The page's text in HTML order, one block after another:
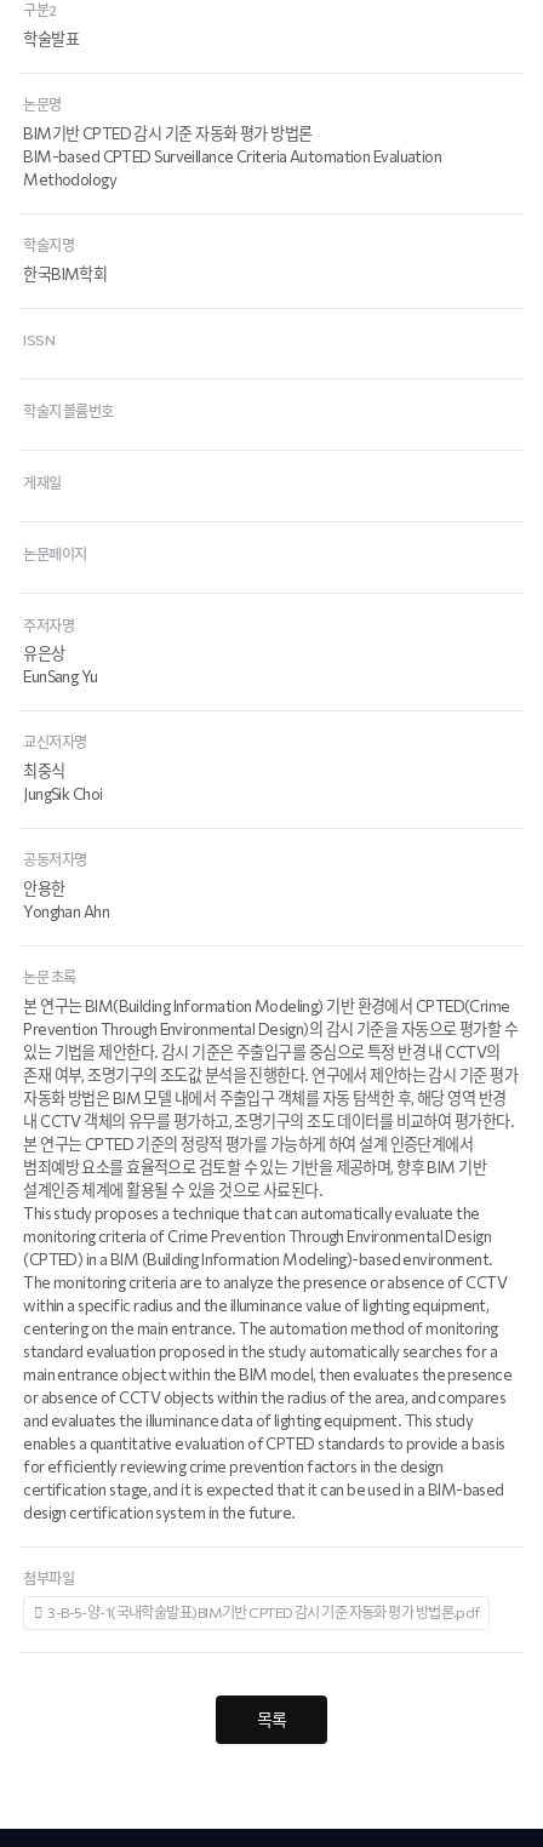
구분2
학술발표
논문명
BIM기반 CPTED 감시 기준 자동화 평가 방법론
BIM-based CPTED Surveillance Criteria Automation Evaluation
Methodology
학술지명
한국BIM학회
ISSN
학술지 볼륨번호
게재일
논문페이지
주저자명
유은상
EunSang Yu
교신저자명
최중식
JungSik Choi
공동저자명
안용한
Yonghan Ahn
논문 초록
본 연구는 BIM(Building Information Modeling) 기반 환경에서 CPTED(Crime
Prevention Through Environmental Design)의 감시 기준을 자동으로 평가할 수
있는 기법을 제안한다. 감시 기준은 주출입구를 중심으로 특정 반경 내 CCTV의
존재 여부, 조명기구의 조도값 분석을 진행한다. 연구에서 제안하는 감시 기준 평가
자동화 방법은 BIM 모델 내에서 주출입구 객체를 자동 탐색한 후, 해당 영역 반경
내 CCTV 객체의 유무를 평가하고, 조명기구의 조도 데이터를 비교하여 평가한다.
본 연구는 CPTED 기준의 정량적 평가를 가능하게 하여 설계 인증단계에서
범죄예방 요소를 효율적으로 검토할 수 있는 기반을 제공하며, 향후 BIM 기반
설계인증 체계에 활용될 수 있을 것으로 사료된다.
This study proposes a technique that can automatically evaluate the
monitoring criteria of Crime Prevention Through Environmental Design
(CPTED) in a BIM (Building Information Modeling)-based environment.
The monitoring criteria are to analyze the presence or absence of CCTV
within a specific radius and the illuminance value of lighting equipment,
centering on the main entrance. The automation method of monitoring
standard evaluation proposed in the study automatically searches for a
main entrance object within the BIM model, then evaluates the presence
or absence of CCTV objects within the radius of the area, and compares
and evaluates the illuminance data of lighting equipment. This study
enables a quantitative evaluation of CPTED standards to provide a basis
for efficiently reviewing crime prevention factors in the design
certification stage, and it is expected that it can be used in a BIM-based
design certification system in the future.
첨부파일
3-B-5-양-1(국내학술발표)BIM기반 CPTED 감시 기준 자동화 평가 방법론.pdf
목록